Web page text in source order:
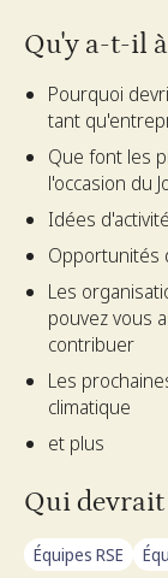
Qu'y a-t-il
Pourquoi
tant
Que font les
l'occasion du
Idées
Opportunités
Les
pouvez vous
contribuer
Les
climatique
et plus
Qui
Équipes RSE